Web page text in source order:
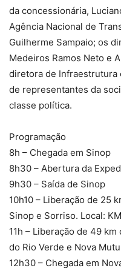
da concessionária,
Agência Nacional de
Guilherme Sampaio; os
Medeiros Ramos Neto e
diretora de Infraestrutura
de representantes da
classe política.
Programação
8h – Chegada em Sinop
8h30 – Abertura da
9h30 – Saída de Sinop
10h10 – Liberação de 25
Sinop e Sorriso. Local:
11h – Liberação de 49
do Rio Verde e Nova
12h30 – Chegada em